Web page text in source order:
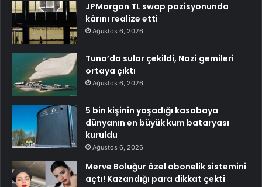
JPMorgan TL swap pozisyonunda
kârını realize etti
Ağustos 6, 2026
Tuna’da sular çekildi, Nazi gemileri
ortaya çıktı
Ağustos 6, 2026
5 bin kişinin yaşadığı kasabaya
dünyanın en büyük kum bataryası
kuruldu
Ağustos 6, 2026
Merve Boluğur özel abonelik sistemini
açtı! Kazandığı para dikkat çekti